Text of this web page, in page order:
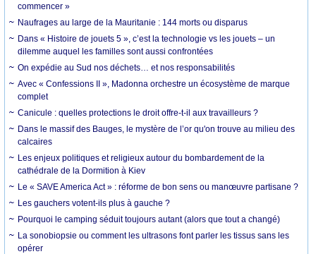
commencer »
Naufrages au large de la Mauritanie : 144 morts ou disparus
Dans « Histoire de jouets 5 », c’est la technologie vs les jouets – un
dilemme auquel les familles sont aussi confrontées
On expédie au Sud nos déchets… et nos responsabilités
Avec « Confessions II », Madonna orchestre un écosystème de marque
complet
Canicule : quelles protections le droit offre-t-il aux travailleurs ?
Dans le massif des Bauges, le mystère de l’or qu'on trouve au milieu des
calcaires
Les enjeux politiques et religieux autour du bombardement de la
cathédrale de la Dormition à Kiev
Le « SAVE America Act » : réforme de bon sens ou manœuvre partisane ?
Les gauchers votent-ils plus à gauche ?
Pourquoi le camping séduit toujours autant (alors que tout a changé)
La sonobiopsie ou comment les ultrasons font parler les tissus sans les
opérer